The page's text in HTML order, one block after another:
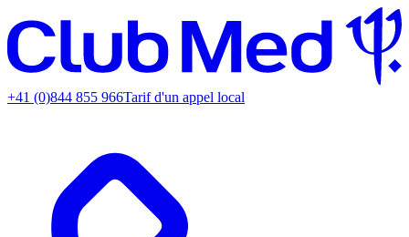
+41 (0)844 855 966Tarif d'un appel local